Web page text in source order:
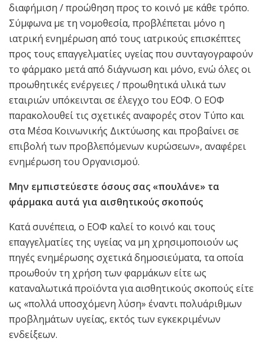
διαφήμιση / προώθηση προς το κοινό με κάθε τρόπο.
Σύμφωνα με τη νομοθεσία, προβλέπεται μόνο η
ιατρική ενημέρωση από τους ιατρικούς επισκέπτες
προς τους επαγγελματίες υγείας που συνταγογραφούν
το φάρμακο μετά από διάγνωση και μόνο, ενώ όλες οι
προωθητικές ενέργειες / προωθητικά υλικά των
εταιριών υπόκεινται σε έλεγχο του ΕΟΦ. Ο ΕΟΦ
παρακολουθεί τις σχετικές αναφορές στον Τύπο και
στα Μέσα Κοινωνικής Δικτύωσης και προβαίνει σε
επιβολή των προβλεπόμενων κυρώσεων», αναφέρει
ενημέρωση του Οργανισμού.
Μην εμπιστεύεστε όσους σας «πουλάνε» τα
φάρμακα αυτά για αισθητικούς σκοπούς
Κατά συνέπεια, ο ΕΟΦ καλεί το κοινό και τους
επαγγελματίες της υγείας να μη χρησιμοποιούν ως
πηγές ενημέρωσης σχετικά δημοσιεύματα, τα οποία
προωθούν τη χρήση των φαρμάκων είτε ως
καταναλωτικά προϊόντα για αισθητικούς σκοπούς είτε
ως «πολλά υποσχόμενη λύση» έναντι πολυάριθμων
προβλημάτων υγείας, εκτός των εγκεκριμένων
ενδείξεων.